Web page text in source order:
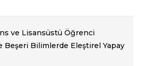
ve Lisansüstü Öğrenci
Beşeri Bilimlerde Eleştirel Yapay